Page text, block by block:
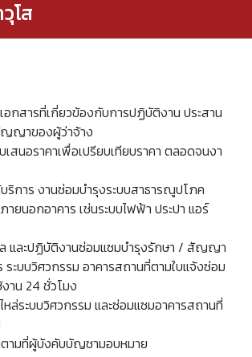
โส
อกสารที่เกี่ยวข้องกับการปฏิบัติงาน ประสาน
ญาของผู้ว่าจ้าง
สนอราคาเพื่อเปรียบเทียบราคา ตลอดจนงา
ริการ งานซ่อมบำรุงระบบสาธารณูปโภค
ายนอกอาคาร เช่นระบบไฟฟ้า ประปา แอร์
และปฏิบัติงานซ่อมแซมบำรุงรักษา / สัญญา
ระบบวิศวกรรม อาคารสถานที่ตามใบแจ้งซ่อม
าน 24 ชั่วโมง
หล่ระบบวิศวกรรม และซ่อมแซมอาคารสถานที่
ามที่ผู้บังคับบัญชามอบหมาย